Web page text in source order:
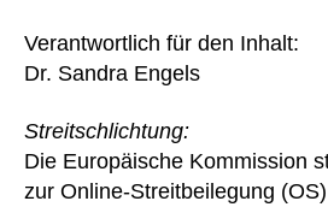
Verantwortlich für den Inhalt:
Dr. Sandra Engels
Streitschlichtung:
Die Europäische Kommission
zur Online-Streitbeilegung